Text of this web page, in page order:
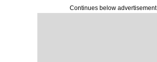
Continues below advertisement